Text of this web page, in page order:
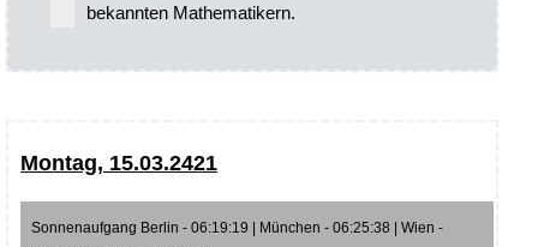
bekannten Mathematikern.
Montag, 15.03.2421
Sonnenaufgang Berlin - 06:19:19 | München - 06:25:38 | Wien -